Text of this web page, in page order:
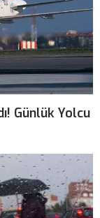
Günlük Yolcu